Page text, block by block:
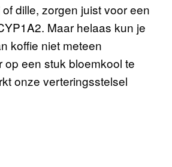
dille, zorgen juist voor een
Maar helaas kun je
koffie niet meteen
op een stuk bloemkool te
onze verteringsstelsel